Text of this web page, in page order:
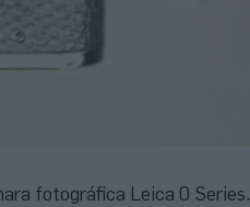
fotográfica Leica 0 Series.